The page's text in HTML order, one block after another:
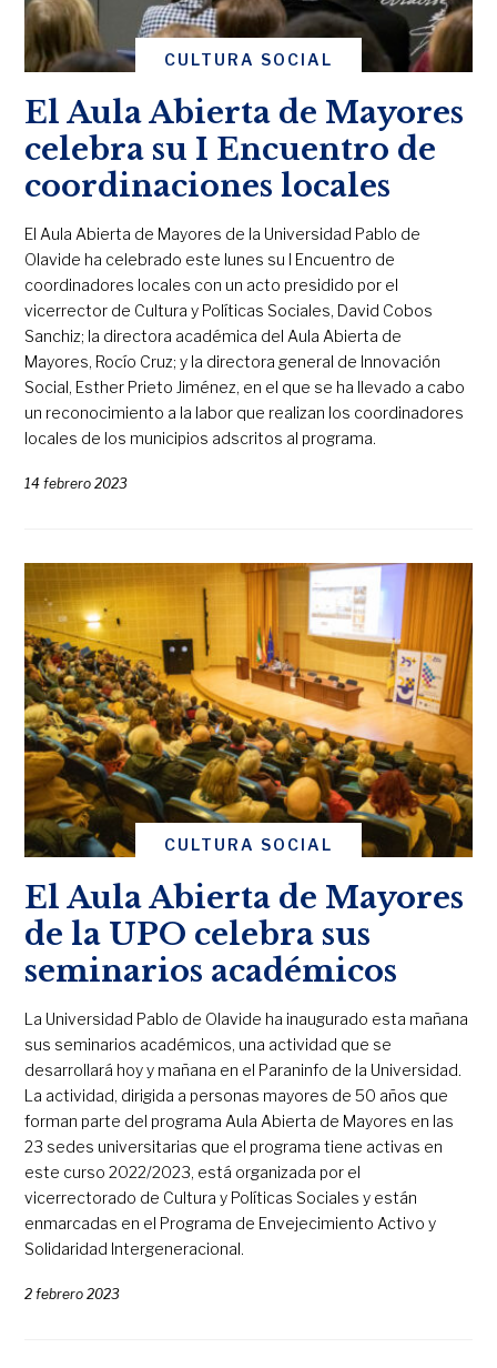
CULTURA SOCIAL
El Aula Abierta de Mayores
celebra su I Encuentro de
coordinaciones locales
El Aula Abierta de Mayores de la Universidad Pablo de
Olavide ha celebrado este lunes su I Encuentro de
coordinadores locales con un acto presidido por el
vicerrector de Cultura y Políticas Sociales, David Cobos
Sanchiz; la directora académica del Aula Abierta de
Mayores, Rocío Cruz; y la directora general de Innovación
Social, Esther Prieto Jiménez, en el que se ha llevado a cabo
un reconocimiento a la labor que realizan los coordinadores
locales de los municipios adscritos al programa.
14 febrero 2023
CULTURA SOCIAL
El Aula Abierta de Mayores
de la UPO celebra sus
seminarios académicos
La Universidad Pablo de Olavide ha inaugurado esta mañana
sus seminarios académicos, una actividad que se
desarrollará hoy y mañana en el Paraninfo de la Universidad.
La actividad, dirigida a personas mayores de 50 años que
forman parte del programa Aula Abierta de Mayores en las
23 sedes universitarias que el programa tiene activas en
este curso 2022/2023, está organizada por el
vicerrectorado de Cultura y Políticas Sociales y están
enmarcadas en el Programa de Envejecimiento Activo y
Solidaridad Intergeneracional.
2 febrero 2023